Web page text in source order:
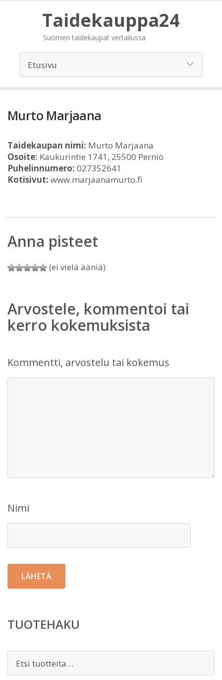
Taidekauppa24
Suomen taidekaupat vertailussa
Murto Marjaana
Taidekaupan nimi: Murto Marjaana
Osoite: Kaukurintie 1741, 25500 Perniö
Puhelinnumero: 027352641
Kotisivut: www.marjaanamurto.fi
Anna pisteet
(ei vielä ääniä)
Arvostele, kommentoi tai
kerro kokemuksista
Kommentti, arvostelu tai kokemus
Nimi
TUOTEHAKU